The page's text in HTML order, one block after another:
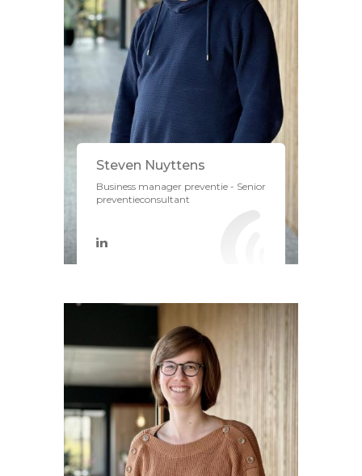
Steven Nuyttens
Business manager preventie - Senior
preventieconsultant